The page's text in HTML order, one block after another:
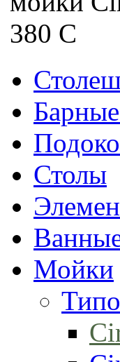
Столы
Мойки